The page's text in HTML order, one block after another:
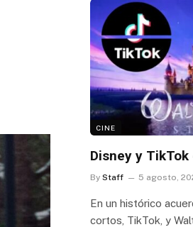
CINE
Disney y
By Staff 5 agosto,
En un histórico
cortos, TikTok, y